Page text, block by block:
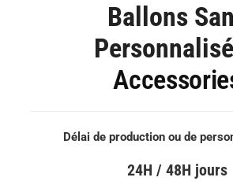
Ballons
Délai de production ou de
24H / 48H jours